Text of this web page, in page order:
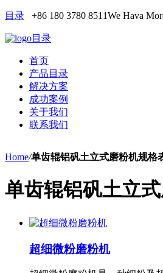
目录 +86 180 3780 8511We Hava
目录
首页
产品目录
解决方案
成功案例
关于我们
联系我们
Home/单齿辊铝矾土立式磨粉机规格
单齿辊铝矾土立
超细微粉磨粉机